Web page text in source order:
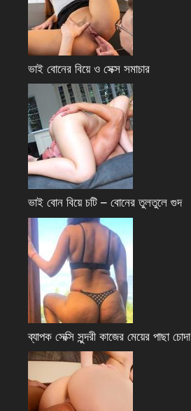
ভাই বোনের বিয়ে ও সেক্স সমাচার
ভাই বোন বিয়ে চটি – বোনের তুলতুলে গুদ
ব্যাপক সেক্সি সুন্দরী কাজের মেয়ের পাছা চোদা